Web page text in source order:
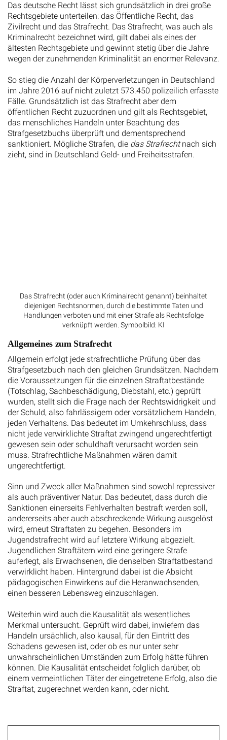
Das deutsche Recht lässt sich grundsätzlich in drei große
Rechtsgebiete unterteilen: das Öffentliche Recht, das
Zivilrecht und das Strafrecht. Das Strafrecht, was auch als
Kriminalrecht bezeichnet wird, gilt dabei als eines der
ältesten Rechtsgebiete und gewinnt stetig über die Jahre
wegen der zunehmenden Kriminalität an enormer Relevanz.
So stieg die Anzahl der Körperverletzungen in Deutschland
im Jahre 2016 auf nicht zuletzt 573.450 polizeilich erfasste
Fälle. Grundsätzlich ist das Strafrecht aber dem
öffentlichen Recht zuzuordnen und gilt als Rechtsgebiet,
das menschliches Handeln unter Beachtung des
Strafgesetzbuchs überprüft und dementsprechend
sanktioniert. Mögliche Strafen, die das Strafrechtnach sich
zieht, sind in Deutschland Geld- und Freiheitsstrafen.
Das Strafrecht (oder auch Kriminalrecht genannt) beinhaltet
diejenigen Rechtsnormen, durch die bestimmte Taten und
Handlungen verboten und mit einer Strafe als Rechtsfolge
verknüpft werden. Symbolbild: KI
Allgemeines zum Strafrecht
Allgemein erfolgt jede strafrechtliche Prüfung über das
Strafgesetzbuch nach den gleichen Grundsätzen. Nachdem
die Voraussetzungen für die einzelnen Straftatbestände
(Totschlag, Sachbeschädigung, Diebstahl, etc.) geprüft
wurden, stellt sich die Frage nach der Rechtswidrigkeit und
der Schuld, also fahrlässigem oder vorsätzlichem Handeln,
jeden Verhaltens. Das bedeutet im Umkehrschluss, dass
nicht jede verwirklichte Straftat zwingend ungerechtfertigt
gewesen sein oder schuldhaft verursacht worden sein
muss. Strafrechtliche Maßnahmen wären damit
ungerechtfertigt.
Sinn und Zweck aller Maßnahmen sind sowohl repressiver
als auch präventiver Natur. Das bedeutet, dass durch die
Sanktionen einerseits Fehlverhalten bestraft werden soll,
andererseits aber auch abschreckende Wirkung ausgelöst
wird, erneut Straftaten zu begehen. Besonders im
Jugendstrafrecht wird auf letztere Wirkung abgezielt.
Jugendlichen Straftätern wird eine geringere Strafe
auferlegt, als Erwachsenen, die denselben Straftatbestand
verwirklicht haben. Hintergrund dabei ist die Absicht
pädagogischen Einwirkens auf die Heranwachsenden,
einen besseren Lebensweg einzuschlagen.
Weiterhin wird auch die Kausalität als wesentliches
Merkmal untersucht. Geprüft wird dabei, inwiefern das
Handeln ursächlich, also kausal, für den Eintritt des
Schadens gewesen ist, oder ob es nur unter sehr
unwahrscheinlichen Umständen zum Erfolg hätte führen
können. Die Kausalität entscheidet folglich darüber, ob
einem vermeintlichen Täter der eingetretene Erfolg, also die
Straftat, zugerechnet werden kann, oder nicht.